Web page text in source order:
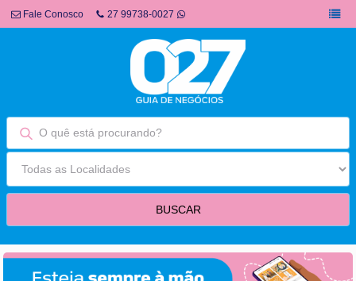
Fale Conosco 27 99738-0027